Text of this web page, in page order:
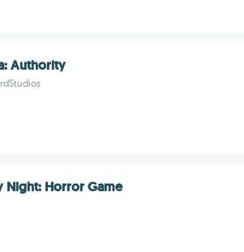
Authority
Night: Horror Game